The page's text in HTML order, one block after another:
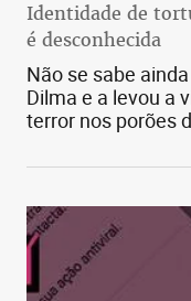
Identidade de
é desconhecida
Não se sabe
Dilma e a levou a
terror nos porões